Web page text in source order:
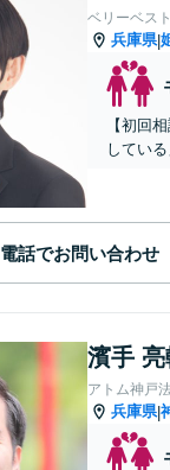
ベリーベス
兵庫県|
【初回
してい
電話でお問い合わせ
濱手 亮
アトム神戸
兵庫県|